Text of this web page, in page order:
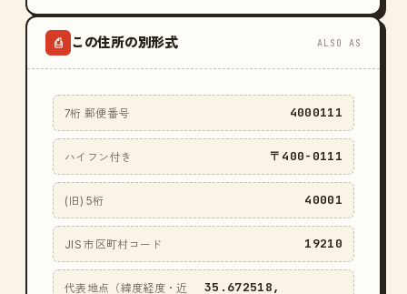
⎙ この住所の別形式 ALSO AS
7桁 郵便番号 4000111
ハイフン付き 〒400-0111
(旧) 5桁 40001
JIS 市区町村コード 19210
代表地点（緯度経度・近
35.672518,